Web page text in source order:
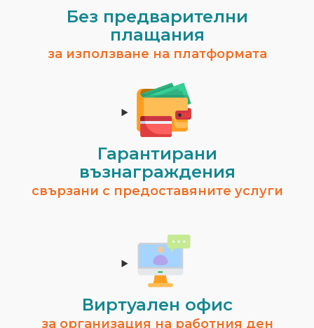
Без предварителни
плащания
за използване на платформата
Гарантирани
възнаграждения
свързани с предоставяните услуги
Виртуален офис
за организация на работния ден